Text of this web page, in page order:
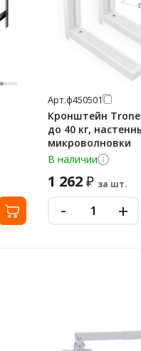
Арт.ф450501
Кронштейн
до 40 кг,
микроволновки
В наличии
1 262₽ за шт.
- +